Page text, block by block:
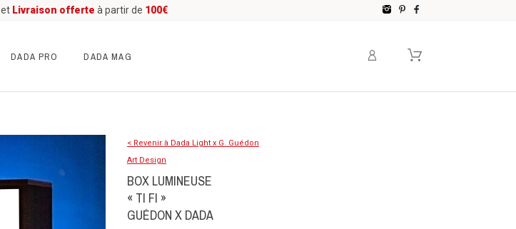
et Livraison offerte à partir de 100€ Instagram
Pinterest
Facebook
DADA PRO DADA MAG
< Revenir à Dada Light x G. Guédon
Art Design
BOX LUMINEUSE
« TI FI »
GUÉDON X DADA